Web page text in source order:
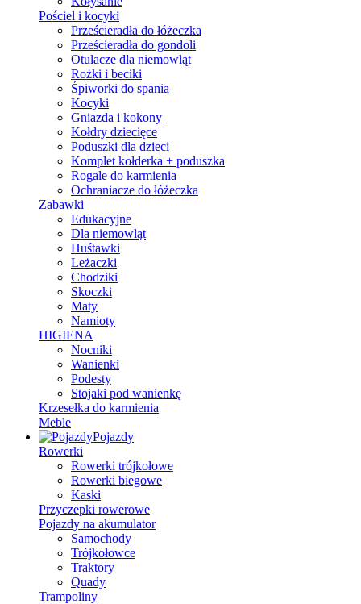
Pościel i kocyki
Prześcieradła do łóżeczka
Prześcieradła do gondoli
Otulacze dla niemowląt
Rożki i beciki
Śpiworki do spania
Kocyki
Gniazda i kokony
Kołdry dziecięce
Poduszki dla dzieci
Komplet kołderka + poduszka
Rogale do karmienia
Ochraniacze do łóżeczka
Zabawki
Edukacyjne
Dla niemowląt
Huśtawki
Leżaczki
Chodziki
Skoczki
Maty
Namioty
HIGIENA
Nocniki
Wanienki
Podesty
Stojaki pod wanienkę
Krzesełka do karmienia
Meble
Pojazdy
Rowerki
Rowerki trójkołowe
Rowerki biegowe
Kaski
Przyczepki rowerowe
Pojazdy na akumulator
Samochody
Trójkołowce
Traktory
Quady
Trampoliny